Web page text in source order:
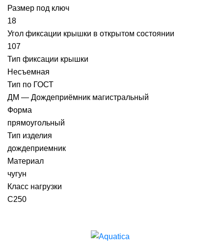
Размер под ключ
18
Угол фиксации крышки в открытом состоянии
107
Тип фиксации крышки
Несъемная
Тип по ГОСТ
ДМ — Дождеприёмник магистральный
Форма
прямоугольный
Тип изделия
дождеприемник
Материал
чугун
Класс нагрузки
C250